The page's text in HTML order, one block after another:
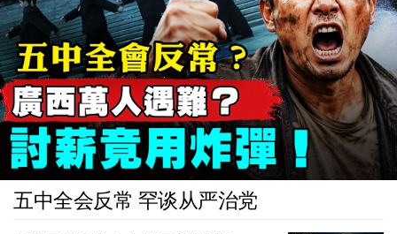
五中全会反常 罕谈从严治党